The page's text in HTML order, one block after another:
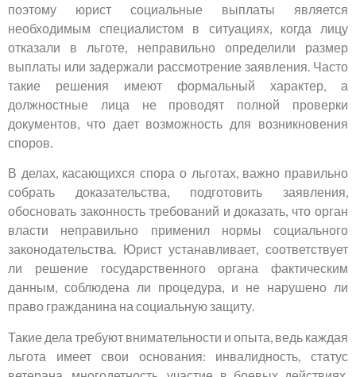
поэтому юрист социальные выплаты является
необходимым специалистом в ситуациях, когда лицу
отказали в льготе, неправильно определили размер
выплаты или задержали рассмотрение заявления. Часто
такие решения имеют формальный характер, а
должностные лица не проводят полной проверки
документов, что дает возможность для возникновения
споров.
В делах, касающихся спора о льготах, важно правильно
собрать доказательства, подготовить заявления,
обосновать законность требований и доказать, что орган
власти неправильно применил нормы социального
законодательства. Юрист устанавливает, соответствует
ли решение государственного органа фактическим
данным, соблюдена ли процедура, и не нарушено ли
право гражданина на социальную защиту.
Такие дела требуют внимательности и опыта, ведь каждая
льгота имеет свои основания: инвалидность, статус